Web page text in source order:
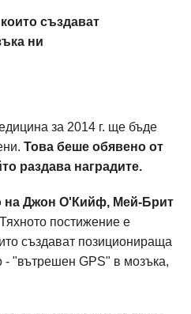
създават
ни
за 2014 г. ще бъде
Това беше обявено от
раздава наградите.
на Джон О'Кийф, Мей-Брит
постижение е
създават позиционираща
- "вътрешен GPS" в мозъка,